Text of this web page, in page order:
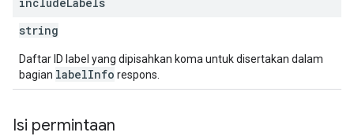
string
Daftar ID label yang dipisahkan koma untuk disertakan dalam
bagian labelInfo respons.
Isi permintaan